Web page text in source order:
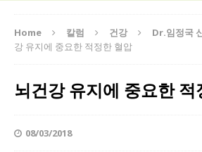
Home 칼럼 건강 Dr.임정국
강 유지에 중요한 적정한 혈압
뇌건강 유지에 중요한 적
08/03/2018